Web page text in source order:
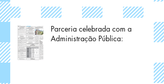
Parceria celebrada com a
Administração Pública: